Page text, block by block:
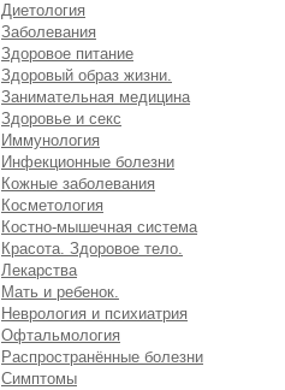
Диетология
Заболевания
Здоровое питание
Здоровый образ жизни.
Занимательная медицина
Здоровье и секс
Иммунология
Инфекционные болезни
Кожные заболевания
Косметология
Костно-мышечная система
Красота. Здоровое тело.
Лекарства
Мать и ребенок.
Неврология и психиатрия
Офтальмология
Распространённые болезни
Симптомы